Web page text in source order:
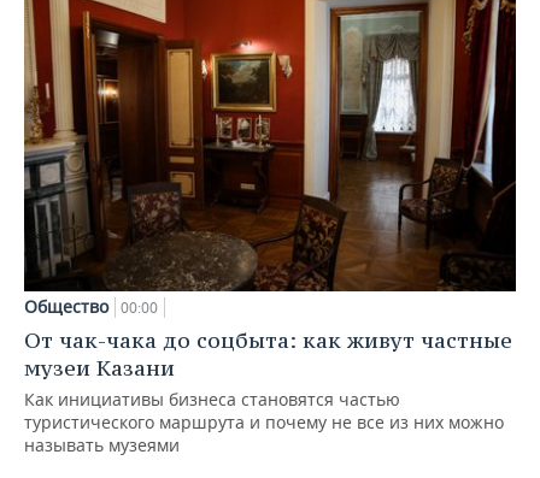
Общество 00:00
От чак-чака до соцбыта: как живут частные
музеи Казани
Как инициативы бизнеса становятся частью
туристического маршрута и почему не все из них можно
называть музеями